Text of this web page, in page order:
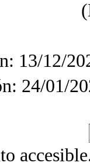
13/12/
24/01/